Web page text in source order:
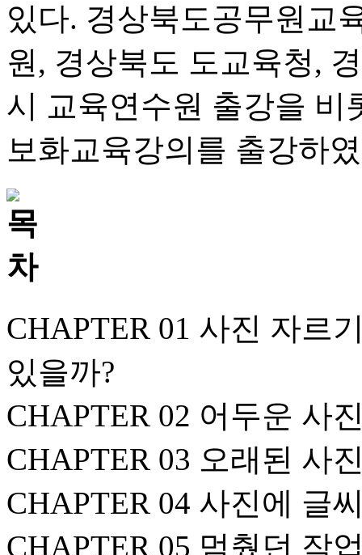
있다. 경상북도공무원교
원, 경상북도 도교육청,
시 교육연수원 출강을 비
보화교육강의를 출강하
CHAPTER 01 사진 자르
있을까?
CHAPTER 02 어두운 사
CHAPTER 03 오래된 사
CHAPTER 04 사진에 글
CHAPTER 05 멈췄던 작